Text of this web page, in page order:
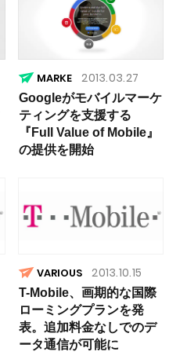
2013.03.27
Googleがモバイルマーケ
ティングを支援する
『Full Value of Mobile』
の提供を開始
VARIOUS 2013.10.15
T-Mobile、画期的な国際
ローミングプランを発
表。追加料金なしでのデ
ータ通信が可能に